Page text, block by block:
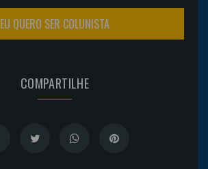
EU QUERO SER COLUNISTA
COMPARTILHE